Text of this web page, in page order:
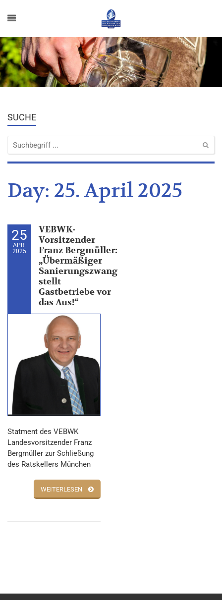
SUCHE
Day: 25. April 2025
25
APR.
2025
VEBWK-
Vorsitzender
Franz Bergmüller:
„Übermäßiger
Sanierungszwang
stellt
Gastbetriebe vor
das Aus!“
Statment des VEBWK
Landesvorsitzender Franz
Bergmüller zur Schließung
des Ratskellers München
WEITERLESEN